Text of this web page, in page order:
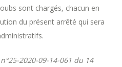
sont chargés, chacun en
du présent arrêté qui sera
2020-09-14-061 du 14